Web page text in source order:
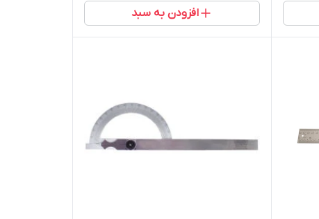
افزودن به سبد